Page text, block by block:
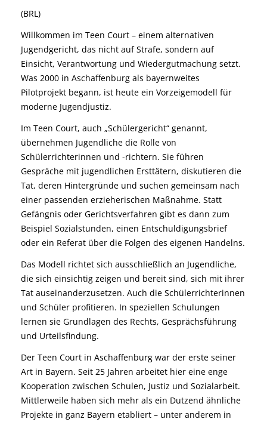
(BRL)
Willkommen im Teen Court – einem alternativen
Jugendgericht, das nicht auf Strafe, sondern auf
Einsicht, Verantwortung und Wiedergutmachung setzt.
Was 2000 in Aschaffenburg als bayernweites
Pilotprojekt begann, ist heute ein Vorzeigemodell für
moderne Jugendjustiz.
Im Teen Court, auch „Schülergericht“ genannt,
übernehmen Jugendliche die Rolle von
Schülerrichterinnen und -richtern. Sie führen
Gespräche mit jugendlichen Ersttätern, diskutieren die
Tat, deren Hintergründe und suchen gemeinsam nach
einer passenden erzieherischen Maßnahme. Statt
Gefängnis oder Gerichtsverfahren gibt es dann zum
Beispiel Sozialstunden, einen Entschuldigungsbrief
oder ein Referat über die Folgen des eigenen Handelns.
Das Modell richtet sich ausschließlich an Jugendliche,
die sich einsichtig zeigen und bereit sind, sich mit ihrer
Tat auseinanderzusetzen. Auch die Schülerrichterinnen
und Schüler profitieren. In speziellen Schulungen
lernen sie Grundlagen des Rechts, Gesprächsführung
und Urteilsfindung.
Der Teen Court in Aschaffenburg war der erste seiner
Art in Bayern. Seit 25 Jahren arbeitet hier eine enge
Kooperation zwischen Schulen, Justiz und Sozialarbeit.
Mittlerweile haben sich mehr als ein Dutzend ähnliche
Projekte in ganz Bayern etabliert – unter anderem in